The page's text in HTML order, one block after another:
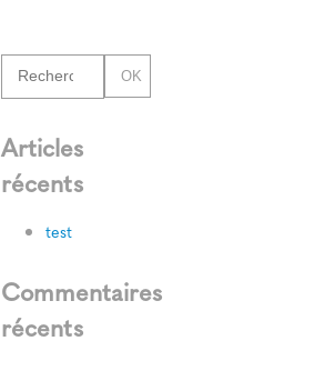
OK
Articles
récents
test
Commentaires
récents